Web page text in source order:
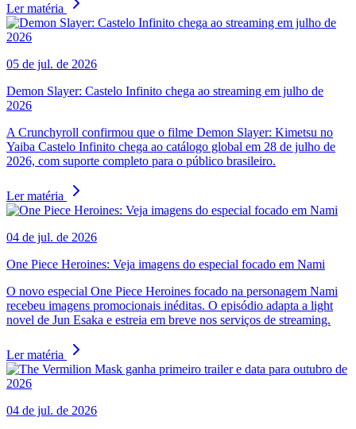
Ler matéria
05 de jul. de 2026
Demon Slayer: Castelo Infinito chega ao streaming em julho de
2026
A Crunchyroll confirmou que o filme Demon Slayer: Kimetsu no
Yaiba Castelo Infinito chega ao catálogo global em 28 de julho de
2026, com suporte completo para o público brasileiro.
Ler matéria
04 de jul. de 2026
One Piece Heroines: Veja imagens do especial focado em Nami
O novo especial One Piece Heroines focado na personagem Nami
recebeu imagens promocionais inéditas. O episódio adapta a light
novel de Jun Esaka e estreia em breve nos serviços de streaming.
Ler matéria
04 de jul. de 2026